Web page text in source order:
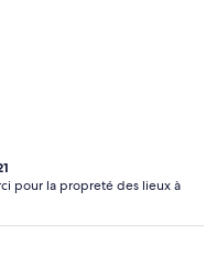
pour la propreté des lieux à